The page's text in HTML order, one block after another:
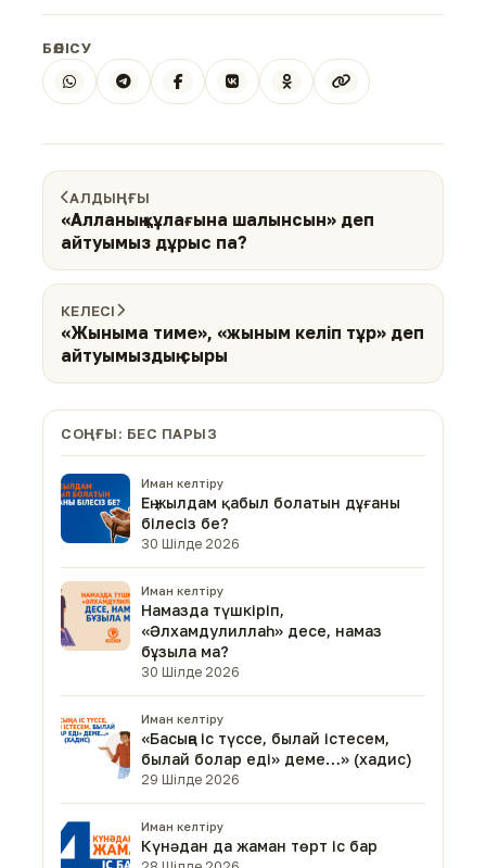
БӨЛІСУ
АЛДЫҢҒЫ
«Алланың құлағына шалынсын» деп
айтуымыз дұрыс па?
КЕЛЕСІ
«Жыныма тиме», «жыным келіп тұр» деп
айтуымыздың сыры
СОҢҒЫ: БЕС ПАРЫЗ
Иман келтіру
Ең жылдам қабыл болатын дұғаны
білесіз бе?
30 Шілде 2026
Иман келтіру
Намазда түшкіріп,
«Әлхамдулиллаһ» десе, намаз
бұзыла ма?
30 Шілде 2026
Иман келтіру
«Басыңа іс түссе, былай істесем,
былай болар еді» деме…» (хадис)
29 Шілде 2026
Иман келтіру
Күнәдан да жаман төрт іс бар